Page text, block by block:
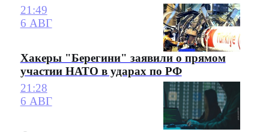
21:49
6 АВГ
Хакеры "Берегини" заявили о прямом
участии НАТО в ударах по РФ
21:28
6 АВГ